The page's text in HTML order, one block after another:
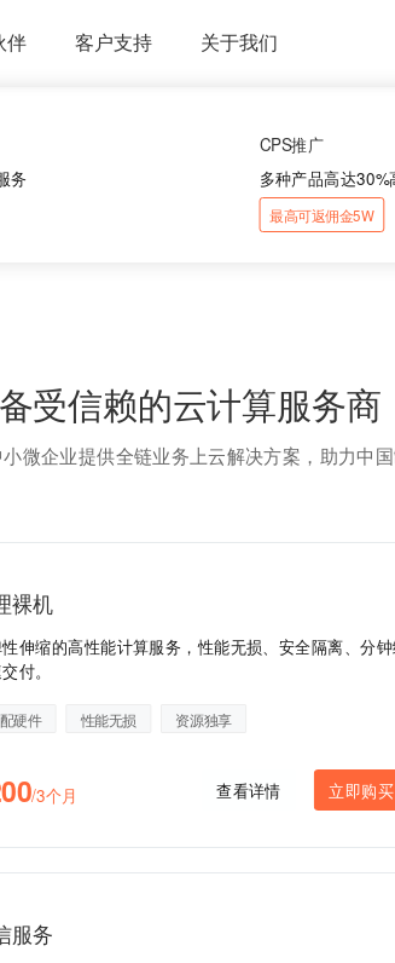
伴 客户支持 关于我们
务
CPS推广
多种产品高达30%
最高可返佣金5W
备受信赖的云计算服务商
微企业提供全链业务上云解决方案，助力中
裸机
伸缩的高性能计算服务，性能无损、安全隔离、分钟
付。
硬件 性能无损 资源独享
/3个月 查看详情 立即购买
服务